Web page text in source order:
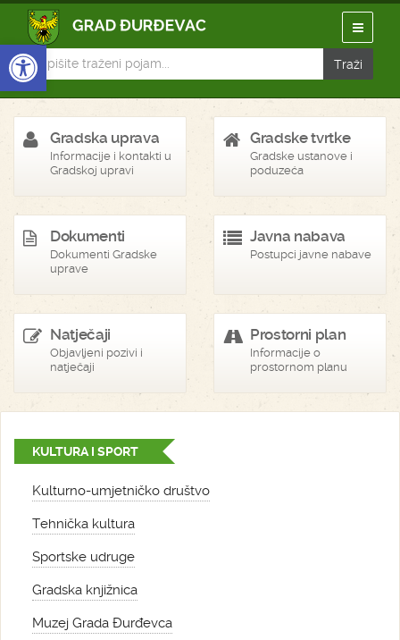
Open toolbar
Gradska uprava
Informacije i kontakti u
Gradskoj upravi
Gradske tvrtke
Gradske ustanove i
poduzeća
Dokumenti
Dokumenti Gradske
uprave
Javna nabava
Postupci javne nabave
Natječaji
Objavljeni pozivi i
natječaji
Prostorni plan
Informacije o
prostornom planu
KULTURA I SPORT
Kulturno-umjetničko društvo
Tehnička kultura
Sportske udruge
Gradska knjižnica
Muzej Grada Đurđevca